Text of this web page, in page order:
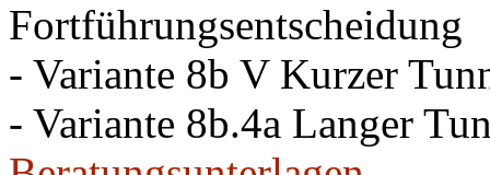
Fortführungsentscheidung
- Variante 8b V Kurzer
- Variante 8b.4a Langer